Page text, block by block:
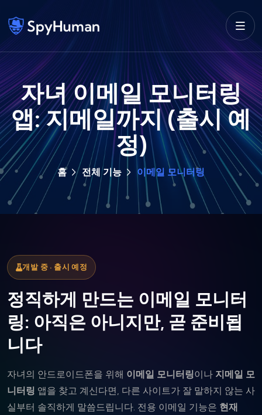
자녀 이메일 모니터링
앱: 지메일까지 (출시 예
정)
홈 전체 기능 이메일 모니터링
개발 중 · 출시 예정
정직하게 만드는 이메일 모니터
링: 아직은 아니지만, 곧 준비됩
니다
자녀의 안드로이드폰을 위해 이메일 모니터링이나 지메일 모
니터링 앱을 찾고 계신다면, 다른 사이트가 잘 말하지 않는 사
실부터 솔직하게 말씀드립니다. 전용 이메일 기능은 현재